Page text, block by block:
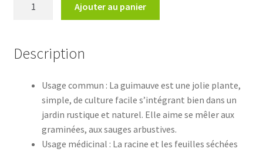
Ajouter au panier
Description
Usage commun : La guimauve est une jolie plante,
simple, de culture facile s’intégrant bien dans un
jardin rustique et naturel. Elle aime se mêler aux
graminées, aux sauges arbustives.
Usage médicinal : La racine et les feuilles séchées